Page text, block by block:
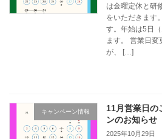
は金曜定休と研
をいただきます
す。年始は5日
ます。 営業日
が、 […]
キャンペーン情報
11月営業日の
ンのお知らせ
2025年10月29日